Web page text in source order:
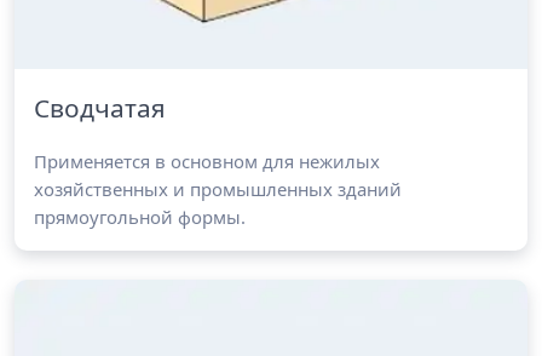
Сводчатая
Применяется в основном для нежилых
хозяйственных и промышленных зданий
прямоугольной формы.